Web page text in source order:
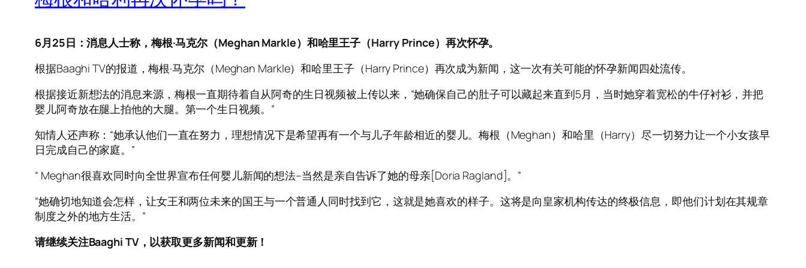
6月25日：消息人士称，梅根​​·马克尔（Meghan Markle）和哈里王子（Harry Prince）再次怀孕。
根据Baaghi TV的报道，梅根·马克尔（Meghan Markle）和哈里王子（Harry Prince）再次成为新闻，这一次有关可能的怀孕新闻四处流传。
根据接近新想法的消息来源，梅根一直期待着自从阿奇的生日视频被上传以来，“她确保自己的肚子可以藏起来直到5月，当时她穿着宽松的牛仔衬衫，并把
婴儿阿奇放在腿上拍他的大腿。第一个生日视频。”
知情人还声称：“她承认他们一直在努力，理想情况下是希望再有一个与儿子年龄相近的婴儿。梅根（Meghan）和哈里（Harry）尽一切努力让一个小女孩早
日完成自己的家庭。”
“ Meghan很喜欢同时向全世界宣布任何婴儿新闻的想法–当然是亲自告诉了她的母亲[Doria Ragland]。”
“她确切地知道会怎样，让女王和两位未来的国王与一个普通人同时找到它，这就是她喜欢的样子。这将是向皇家机构传达的终极信息，即他们计划在其规章
制度之外的地方生活。”
请继续关注Baaghi TV，以获取更多新闻和更新！